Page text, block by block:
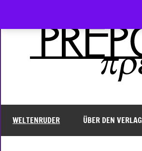
WELTENRUDER ÜBER DEN VERLAG